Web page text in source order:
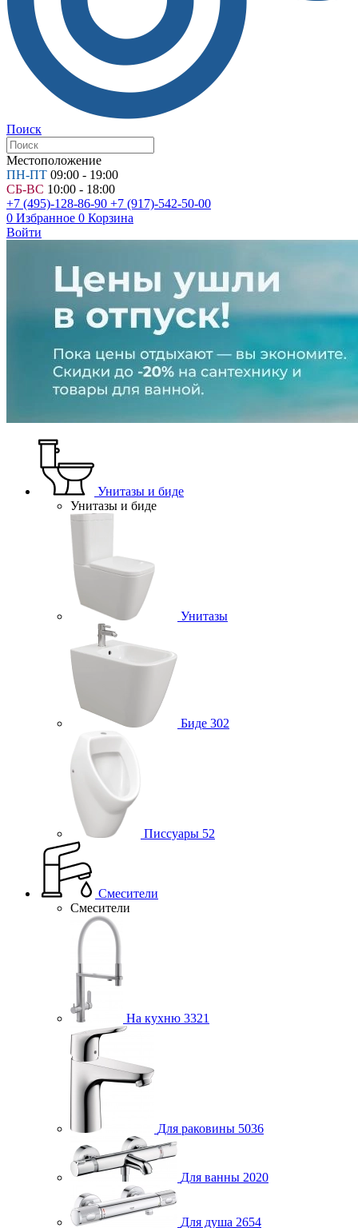
Поиск
Местоположение
ПН-ПТ 09:00 - 19:00
СБ-ВС 10:00 - 18:00
+7 (495)-128-86-90 +7 (917)-542-50-00
0 Избранное 0 Корзина
Войти
Унитазы и биде
Унитазы и биде
Унитазы
Биде 302
Писсуары 52
Смесители
Смесители
На кухню 3321
Для раковины 5036
Для ванны 2020
Для душа 2654